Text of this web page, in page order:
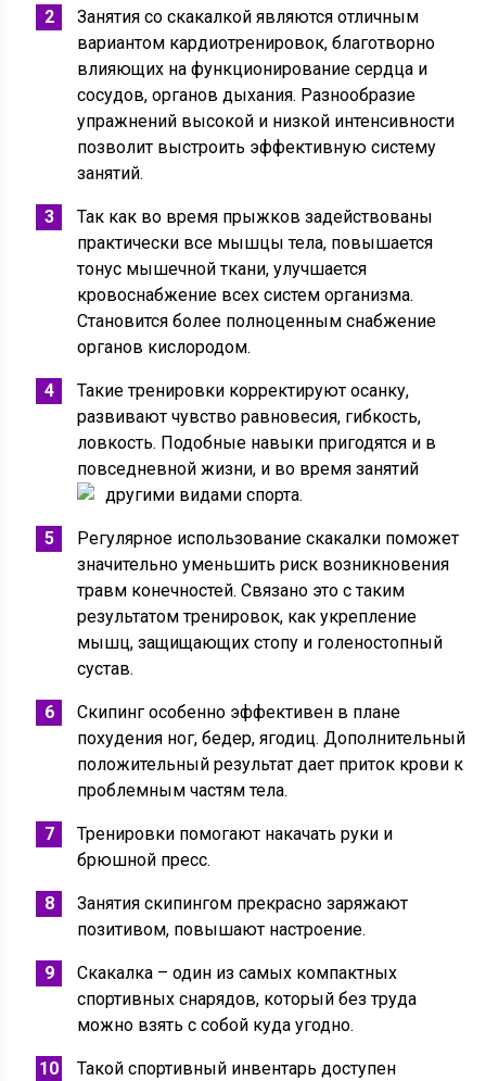
Занятия со скакалкой являются отличным
вариантом кардиотренировок, благотворно
влияющих на функционирование сердца и
сосудов, органов дыхания. Разнообразие
упражнений высокой и низкой интенсивности
позволит выстроить эффективную систему
занятий.
Так как во время прыжков задействованы
практически все мышцы тела, повышается
тонус мышечной ткани, улучшается
кровоснабжение всех систем организма.
Становится более полноценным снабжение
органов кислородом.
Такие тренировки корректируют осанку,
развивают чувство равновесия, гибкость,
ловкость. Подобные навыки пригодятся и в
повседневной жизни, и во время занятий
другими видами спорта.
Регулярное использование скакалки поможет
значительно уменьшить риск возникновения
травм конечностей. Связано это с таким
результатом тренировок, как укрепление
мышц, защищающих стопу и голеностопный
сустав.
Скипинг особенно эффективен в плане
похудения ног, бедер, ягодиц. Дополнительный
положительный результат дает приток крови к
проблемным частям тела.
Тренировки помогают накачать руки и
брюшной пресс.
Занятия скипингом прекрасно заряжают
позитивом, повышают настроение.
Скакалка – один из самых компактных
спортивных снарядов, который без труда
можно взять с собой куда угодно.
Такой спортивный инвентарь доступен